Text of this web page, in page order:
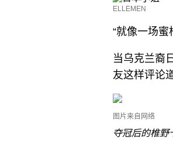
ELLEMEN
“就像一场
当乌克兰裔
友这样评论道
图片来自网络
夺冠后的椎野